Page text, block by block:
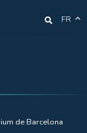
FR
de Barcelona